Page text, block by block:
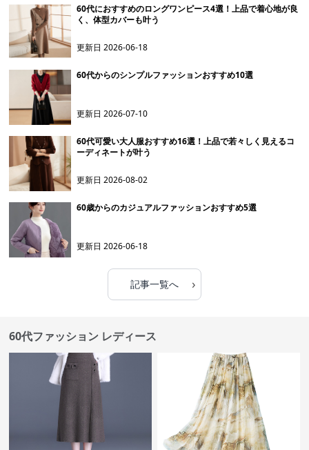
60代におすすめのロングワンピース4選！上品で着心地が良
く、体型カバーも叶う
更新日2026-06-18
60代からのシンプルファッションおすすめ10選
更新日2026-07-10
60代可愛い大人服おすすめ16選！上品で若々しく見えるコ
ーディネートが叶う
更新日2026-08-02
60歳からのカジュアルファッションおすすめ5選
更新日2026-06-18
記事一覧へ ›
60代ファッション レディース